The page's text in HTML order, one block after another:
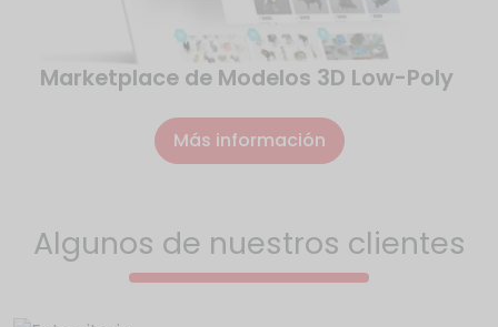
Marketplace de Modelos 3D Low-Poly
Más información
Algunos de nuestros clientes